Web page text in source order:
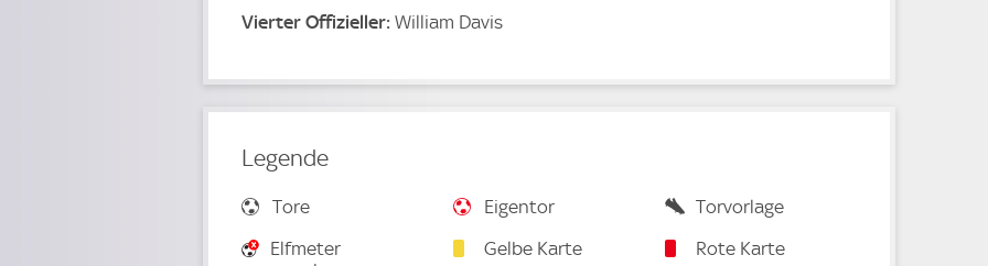
Vierter Offizieller: William Davis
Legende
Tore Eigentor
Torvorlage
Elfmeter
Gelbe Karte Rote Karte